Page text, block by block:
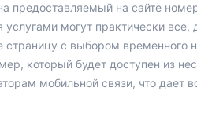
предоставляемый на сайте
могут практически все,
страницу с выбором временного
который будет доступен из
мобильной связи, что дает